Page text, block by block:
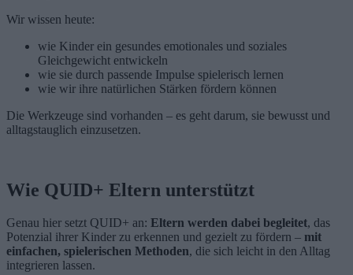
Wir wissen heute:
wie Kinder ein gesundes emotionales und soziales
Gleichgewicht entwickeln
wie sie durch passende Impulse spielerisch lernen
wie wir ihre natürlichen Stärken fördern können
Die Werkzeuge sind vorhanden – es geht darum, sie bewusst und
alltagstauglich einzusetzen.
Wie QUID+ Eltern unterstützt
Genau hier setzt QUID+ an: Eltern werden dabei begleitet, das
Potenzial ihrer Kinder zu erkennen und gezielt zu fördern – mit
einfachen, spielerischen Methoden, die sich leicht in den Alltag
integrieren lassen.